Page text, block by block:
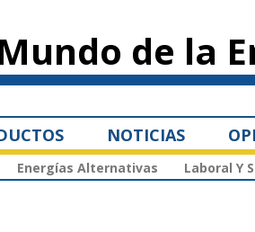
principal
de la
NOTICIAS
Energías Alternativas Laboral Y